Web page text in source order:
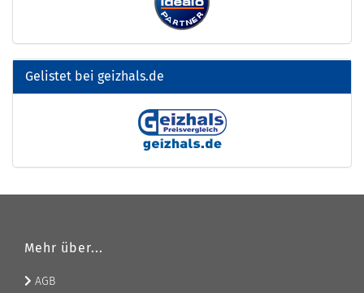
Gelistet bei geizhals.de
Mehr über...
AGB